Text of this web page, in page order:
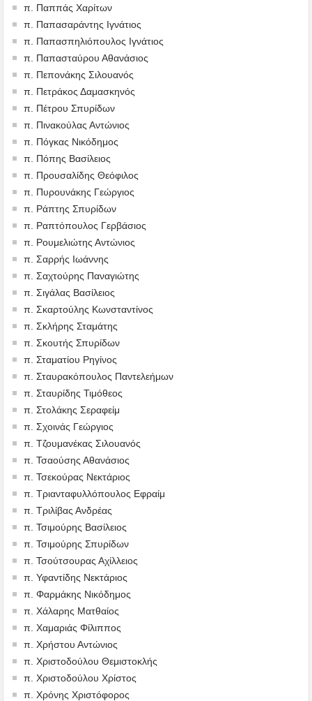
π. Παππάς Χαρίτων
π. Παπασαράντης Ιγνάτιος
π. Παπασπηλιόπουλος Ιγνάτιος
π. Παπασταύρου Αθανάσιος
π. Πεπονάκης Σιλουανός
π. Πετράκος Δαμασκηνός
π. Πέτρου Σπυρίδων
π. Πινακούλας Αντώνιος
π. Πόγκας Νικόδημος
π. Πόπης Βασίλειος
π. Προυσαλίδης Θεόφιλος
π. Πυρουνάκης Γεώργιος
π. Ράπτης Σπυρίδων
π. Ραπτόπουλος Γερβάσιος
π. Ρουμελιώτης Αντώνιος
π. Σαρρής Ιωάννης
π. Σαχτούρης Παναγιώτης
π. Σιγάλας Βασίλειος
π. Σκαρτούλης Κωνσταντίνος
π. Σκλήρης Σταμάτης
π. Σκουτής Σπυρίδων
π. Σταματίου Ρηγίνος
π. Σταυρακόπουλος Παντελεήμων
π. Σταυρίδης Τιμόθεος
π. Στολάκης Σεραφείμ
π. Σχοινάς Γεώργιος
π. Τζουμανέκας Σιλουανός
π. Τσαούσης Αθανάσιος
π. Τσεκούρας Νεκτάριος
π. Τριανταφυλλόπουλος Εφραίμ
π. Τριλίβας Ανδρέας
π. Τσιμούρης Βασίλειος
π. Τσιμούρης Σπυρίδων
π. Τσούτσουρας Αχίλλειος
π. Υφαντίδης Νεκτάριος
π. Φαρμάκης Νικόδημος
π. Χάλαρης Ματθαίος
π. Χαμαριάς Φίλιππος
π. Χρήστου Αντώνιος
π. Χριστοδούλου Θεμιστοκλής
π. Χριστοδούλου Χρίστος
π. Χρόνης Χριστόφορος